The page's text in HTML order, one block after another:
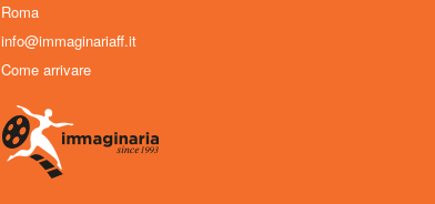
Roma
info@immaginariaff.it
Come arrivare